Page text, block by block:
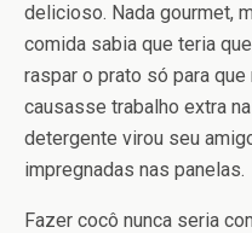
delicioso. Nada gourmet,
comida sabia que teria
raspar o prato só para
causasse trabalho extra
detergente virou seu
impregnadas nas panelas.
Fazer cocô nunca seria